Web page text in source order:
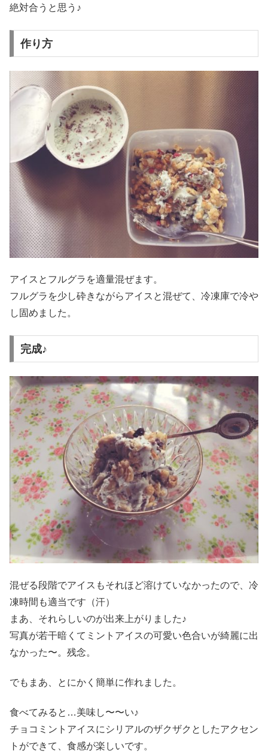
絶対合うと思う♪
作り方
アイスとフルグラを適量混ぜます。
フルグラを少し砕きながらアイスと混ぜて、冷凍庫で冷や
し固めました。
完成♪
混ぜる段階でアイスもそれほど溶けていなかったので、冷
凍時間も適当です（汗）
まあ、それらしいのが出来上がりました♪
写真が若干暗くてミントアイスの可愛い色合いが綺麗に出
なかった〜。残念。
でもまあ、とにかく簡単に作れました。
食べてみると…美味し〜〜い♪
チョコミントアイスにシリアルのザクザクとしたアクセン
トができて、食感が楽しいです。